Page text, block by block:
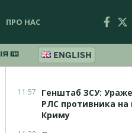
ПРО НАС
ENGLISH
11:57
Генштаб ЗСУ:
РЛС противника на
Криму